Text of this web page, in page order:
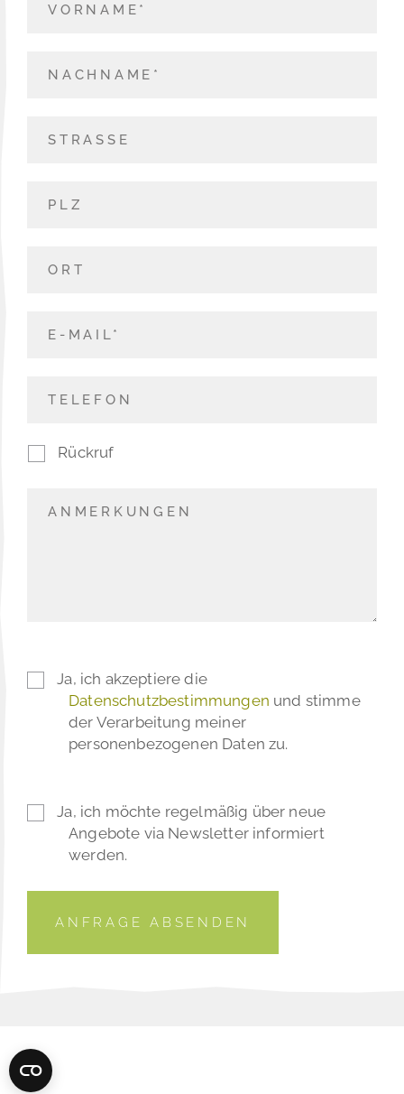
Rückruf
Ja, ich akzeptiere die
Datenschutzbestimmungen und stimme
der Verarbeitung meiner
personenbezogenen Daten zu.
Ja, ich möchte regelmäßig über neue
Angebote via Newsletter informiert
werden.
ANFRAGE ABSENDEN